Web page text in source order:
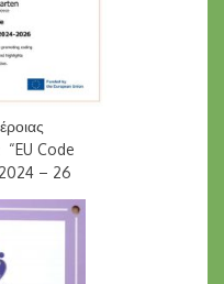
“EU Code
– 26